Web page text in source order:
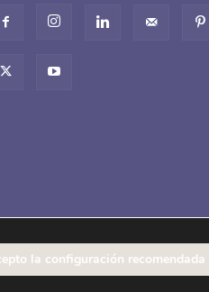
Derecho de desistimiento,
la configuración recomendada